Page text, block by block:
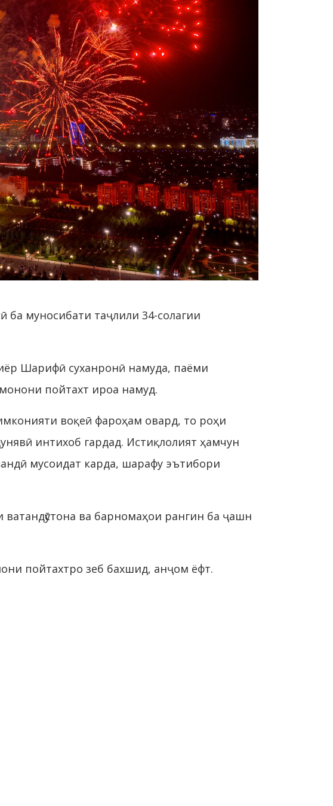
муносибати таҷлили 34-солагии
Шарифӣ суханронӣ намуда, паёми
пойтахт ироа намуд.
воқеӣ фароҳам овард, то роҳи
интихоб гардад. Истиқлолият ҳамчун
мусоидат карда, шарафу эътибори
ва барномаҳои рангин ба ҷашн
пойтахтро зеб бахшид, анҷом ёфт.